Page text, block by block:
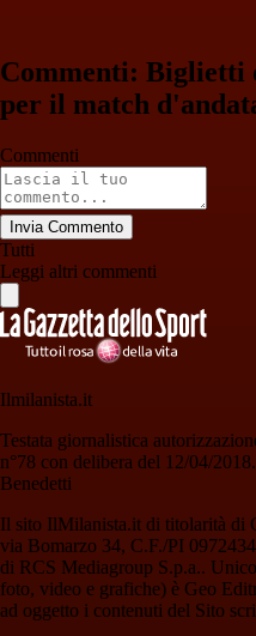
Commenti: Biglietti
per il match
Commenti
Invia Commento
Tutti
Leggi altri commenti
Ilmilanista.it
Testata giornalistica
n°78 con delibera del 12/04/
Benedetti
Il sito IlMilanista.it di titolarità di
via Bomarzo 34, C.F./PI
di RCS Mediagroup S.p.a..
foto, video e grafiche) è Geo
ad oggetto i contenuti del Sito